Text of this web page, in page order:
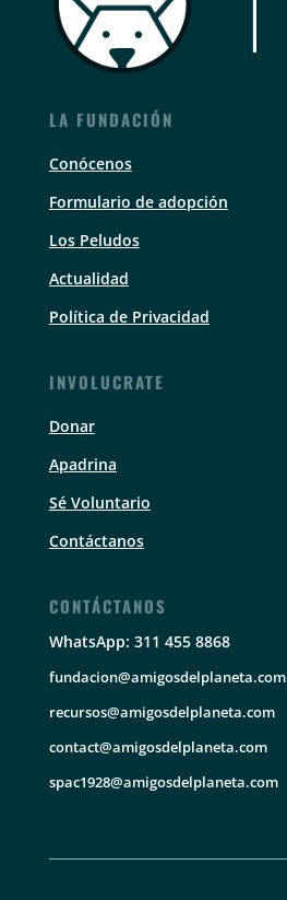
LA FUNDACIÓN
Conócenos
Formulario de adopción
Los Peludos
Actualidad
Política de Privacidad
INVOLUCRATE
Donar
Apadrina
Sé Voluntario
Contáctanos
CONTÁCTANOS
WhatsApp: 311 455 8868
fundacion@amigosdelplaneta.com
recursos@amigosdelplaneta.com
contact@amigosdelplaneta.com
spac1928@amigosdelplaneta.com